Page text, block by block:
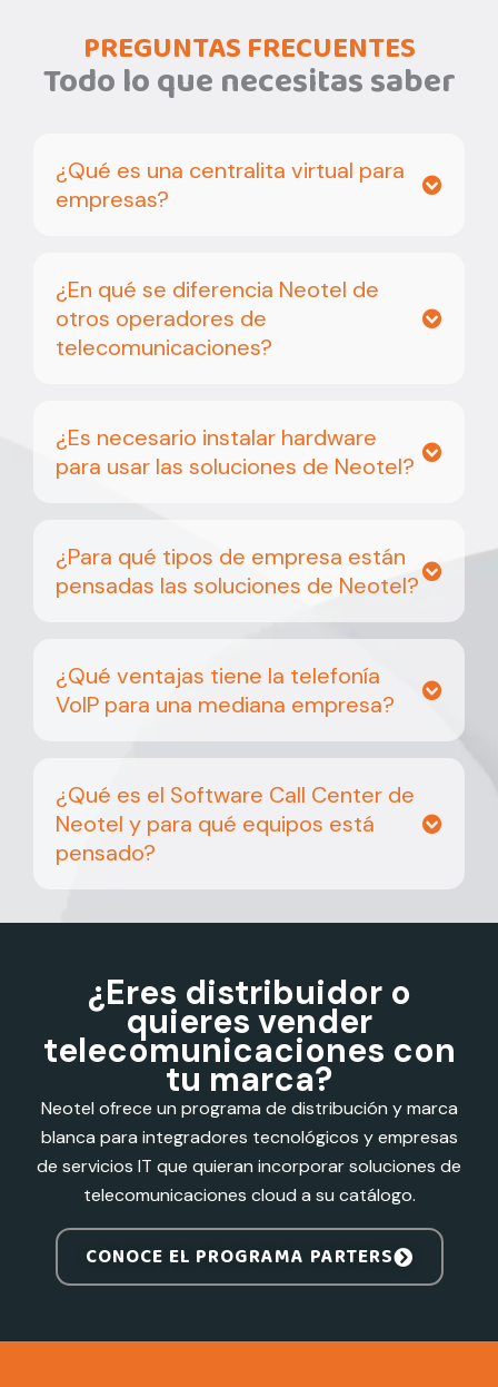
PREGUNTAS FRECUENTES
Todo lo que necesitas saber
¿Qué es una centralita virtual para
empresas?
¿En qué se diferencia Neotel de
otros operadores de
telecomunicaciones?
¿Es necesario instalar hardware
para usar las soluciones de Neotel?
¿Para qué tipos de empresa están
pensadas las soluciones de Neotel?
¿Qué ventajas tiene la telefonía
VoIP para una mediana empresa?
¿Qué es el Software Call Center de
Neotel y para qué equipos está
pensado?
¿Eres distribuidor o
quieres vender
telecomunicaciones con
tu marca?
Neotel ofrece un programa de distribución y marca
blanca para integradores tecnológicos y empresas
de servicios IT que quieran incorporar soluciones de
telecomunicaciones cloud a su catálogo.
CONOCE EL PROGRAMA PARTERS